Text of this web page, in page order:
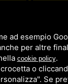
Sitemap/
ad esempio
per altre
cookie policy.
o
Se